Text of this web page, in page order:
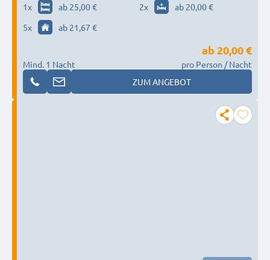
1x ab 25,00 € 2x
ab 20,00 €
5x ab 21,67 €
Mind. 1 Nacht
ab 20,00 €
pro Person / Nacht
ZUM ANGEBOT